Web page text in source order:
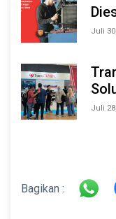
Juli
Juli
Bagikan :